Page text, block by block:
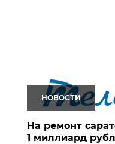
НОВОСТИ
На ремонт
1 миллиард